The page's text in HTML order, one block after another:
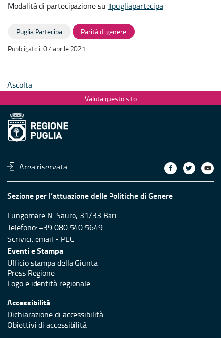
Modalità di partecipazione su #pugliapartecipa
Puglia Partecipa
Parità di genere
Pubblicato il 07 aprile 2021
Ascolta
Valuta questo sito
Area riservata
Sezione per l’attuazione delle Politiche di Genere
Lungomare N. Sauro, 31/33 Bari
Telefono: +39 080 540 5649
Scrivici:email - PEC
Eventi e Stampa
Ufficio stampa della Giunta
Press Regione
Logo e identità regionale
Accessibilità
Dichiarazione di accessibilità
Obiettivi di accessibilità